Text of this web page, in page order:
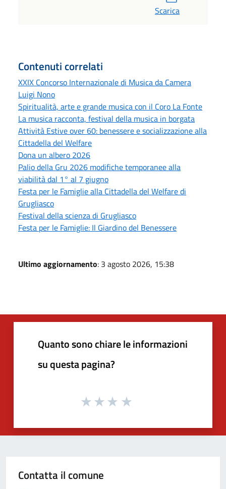
Scarica
Contenuti correlati
XXIX Concorso Internazionale di Musica da Camera
Luigi Nono
Spiritualità, arte e grande musica con il Coro La Fonte
La musica racconta, festival della musica in borgata
Attività Estive over 60: benessere e socializzazione alla
Cittadella del Welfare
Dona un albero 2026
Palio della Gru 2026 modifiche temporanee alla
viabilità dal 1° al 7 giugno
Festa per le Famiglie alla Cittadella del Welfare di
Grugliasco
Festival della scienza di Grugliasco
Festa per le Famiglie: Il Giardino del Benessere
Ultimo aggiornamento: 3 agosto 2026, 15:38
Quanto sono chiare le informazioni
su questa pagina?
Contatta il comune